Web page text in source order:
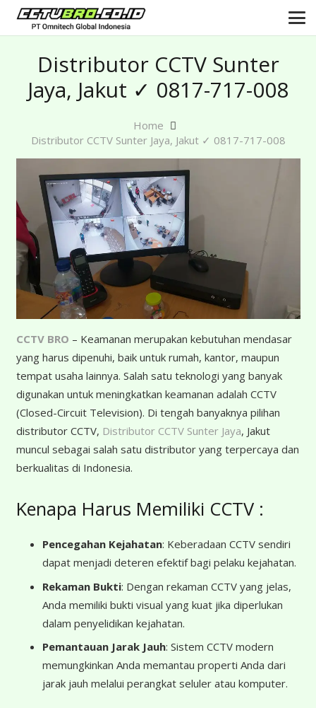
Distributor CCTV Sunter
Jaya, Jakut ✓ 0817-717-008
Home
Distributor CCTV Sunter Jaya, Jakut ✓ 0817-717-008
CCTV BRO – Keamanan merupakan kebutuhan mendasar
yang harus dipenuhi, baik untuk rumah, kantor, maupun
tempat usaha lainnya. Salah satu teknologi yang banyak
digunakan untuk meningkatkan keamanan adalah CCTV
(Closed-Circuit Television). Di tengah banyaknya pilihan
distributor CCTV, Distributor CCTV Sunter Jaya, Jakut
muncul sebagai salah satu distributor yang terpercaya dan
berkualitas di Indonesia.
Kenapa Harus Memiliki CCTV :
Pencegahan Kejahatan: Keberadaan CCTV sendiri
dapat menjadi deteren efektif bagi pelaku kejahatan.
Rekaman Bukti: Dengan rekaman CCTV yang jelas,
Anda memiliki bukti visual yang kuat jika diperlukan
dalam penyelidikan kejahatan.
Pemantauan Jarak Jauh: Sistem CCTV modern
memungkinkan Anda memantau properti Anda dari
jarak jauh melalui perangkat seluler atau komputer.